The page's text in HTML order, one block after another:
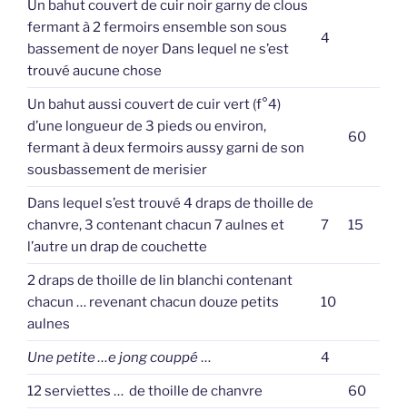
Un bahut couvert de cuir noir garny de clous
fermant à 2 fermoirs ensemble son sous
bassement de noyer Dans lequel ne s’est
trouvé aucune chose
4
Un bahut aussi couvert de cuir vert (f°4)
d’une longueur de 3 pieds ou environ,
fermant à deux fermoirs aussy garni de son
sousbassement de merisier
60
Dans lequel s’est trouvé 4 draps de thoille de
chanvre, 3 contenant chacun 7 aulnes et
l’autre un drap de couchette
7 15
2 draps de thoille de lin blanchi contenant
chacun … revenant chacun douze petits
aulnes
10
Une petite …e jong couppé… 4
12 serviettes … de thoille de chanvre 60